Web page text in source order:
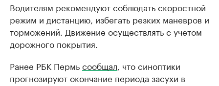
Водителям рекомендуют соблюдать скоростной
режим и дистанцию, избегать резких маневров и
торможений. Движение осуществлять с учетом
дорожного покрытия.
Ранее РБК Пермьсообщал , что синоптики
прогнозируют окончание периода засухи в